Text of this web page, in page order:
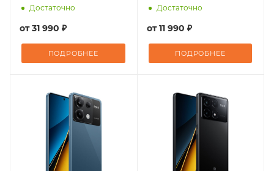
Достаточно
от31 990 ₽
ПОДРОБНЕЕ
Достаточно
от11 990 ₽
ПОДРОБНЕЕ